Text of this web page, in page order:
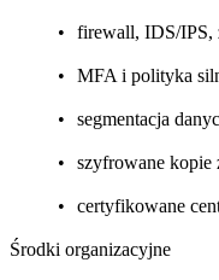
firewall, IDS/IPS,
MFA i polityka
segmentacja
szyfrowane kopie
certyfikowane
Środki organizacyjne